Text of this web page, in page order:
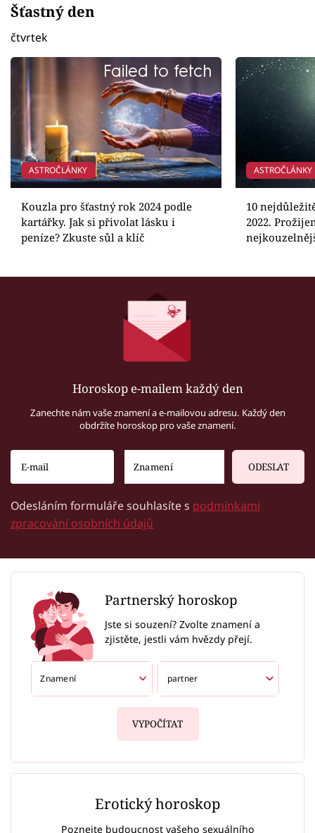
Šťastný den
čtvrtek
Failed to fetch
ASTROČLÁNKY
Kouzla pro šťastný rok 2024 podle
kartářky. Jak si přivolat lásku i
peníze? Zkuste sůl a klíč
ASTROČLÁNKY
10
2022.
Horoskop e-mailem každý den
Zanechte nám vaše znamení a e-mailovou adresu. Každý den
obdržíte horoskop pro vaše znamení.
ODESLAT
Odesláním formuláře souhlasíte s podmínkami
zpracování osobních údajů
Partnerský horoskop
Jste si souzení? Zvolte znamení a
zjistěte, jestli vám hvězdy přejí.
VYPOČÍTAT
Erotický horoskop
Poznejte budoucnost vašeho sexuálního